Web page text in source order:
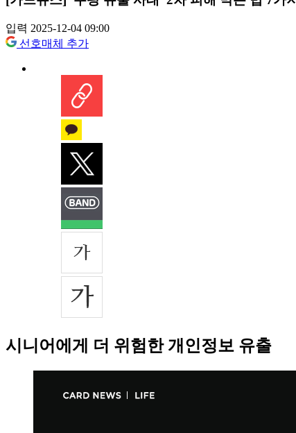
입력 2025-12-04 09:00
선호매체 추가
시니어에게 더 위험한 개인정보 유출